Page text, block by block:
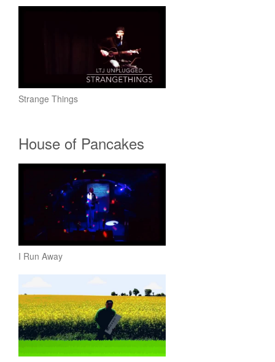
Strange Things
House of Pancakes
I Run Away